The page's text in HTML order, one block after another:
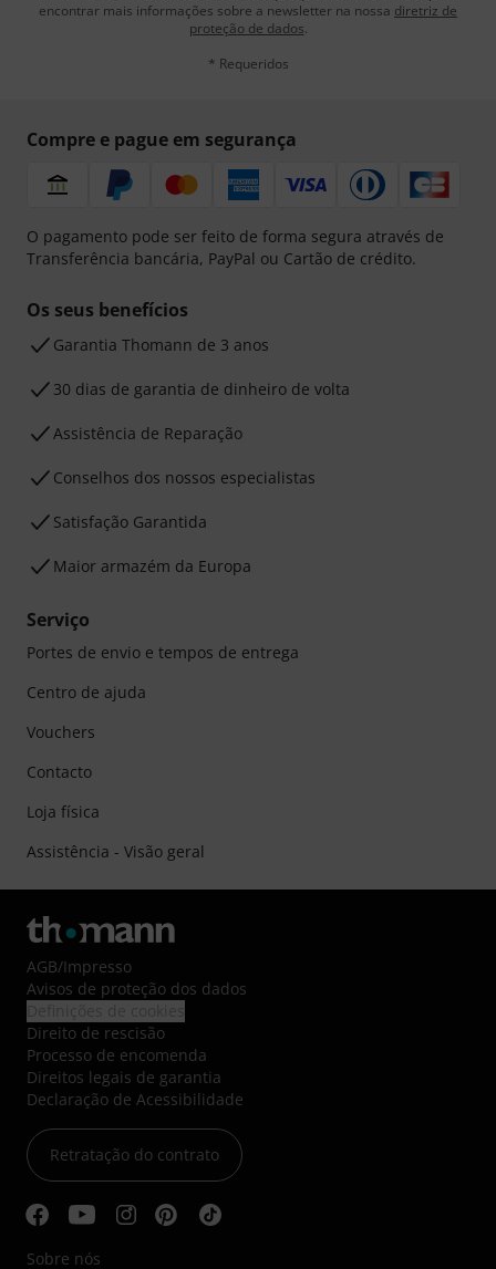
encontrar mais informações sobre a newsletter na nossa diretriz de
proteção de dados.
* Requeridos
Compre e pague em segurança
O pagamento pode ser feito de forma segura através de
Transferência bancária, PayPal ou Cartão de crédito.
Os seus benefícios
Garantia Thomann de 3 anos
30 dias de garantia de dinheiro de volta
Assistência de Reparação
Conselhos dos nossos especialistas
Satisfação Garantida
Maior armazém da Europa
Serviço
Portes de envio e tempos de entrega
Centro de ajuda
Vouchers
Contacto
Loja física
Assistência - Visão geral
AGB/Impresso
Avisos de proteção dos dados
Direito de rescisão
Processo de encomenda
Direitos legais de garantia
Declaração de Acessibilidade
Retratação do contrato
Sobre nós